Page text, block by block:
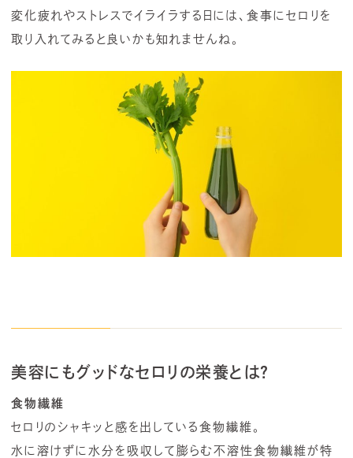
変化疲れやストレスでイライラする日には、食事にセロリを
取り入れてみると良いかも知れませんね。
美容にもグッドなセロリの栄養とは？
食物繊維
セロリのシャキッと感を出している食物繊維。
水に溶けずに水分を吸収して膨らむ不溶性食物繊維が特